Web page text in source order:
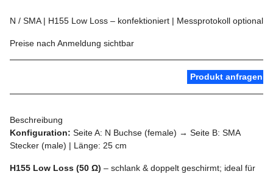
N / SMA | H155 Low Loss – konfektioniert | Messprotokoll optional
Preise nach Anmeldung sichtbar
Produkt anfragen
Beschreibung
Konfiguration: Seite A: N Buchse (female) → Seite B: SMA
Stecker (male) | Länge: 25 cm
H155 Low Loss (50 Ω) – schlank & doppelt geschirmt; ideal für